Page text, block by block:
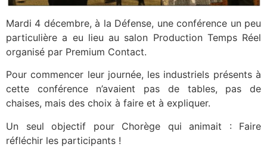
Mardi 4 décembre, à la Défense, une conférence un peu
particulière a eu lieu au salon Production Temps Réel
organisé par Premium Contact.
Pour commencer leur journée, les industriels présents à
cette conférence n’avaient pas de tables, pas de
chaises, mais des choix à faire et à expliquer.
Un seul objectif pour Chorège qui animait : Faire
réfléchir les participants !